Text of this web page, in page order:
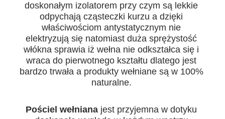
doskonałym izolatorem przy czym są lekkie
odpychają cząsteczki kurzu a dzięki
właściwościom antystatycznym nie
elektryzują się natomiast duża sprężystość
włókna sprawia iż wełna nie odkształca się i
wraca do pierwotnego kształtu dlatego jest
bardzo trwała a produkty wełniane są w 100%
naturalne.
Pościel wełniana jest przyjemna w dotyku